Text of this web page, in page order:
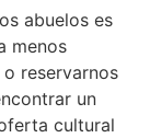
abuelos es
menos
reservarnos
un
cultural